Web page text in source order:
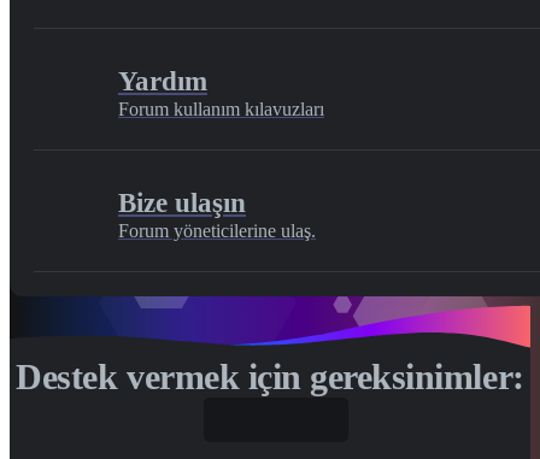
Yardım
Forum kullanım kılavuzları
Bize ulaşın
Forum yöneticilerine ulaş.
Destek vermek için gereksinimler: